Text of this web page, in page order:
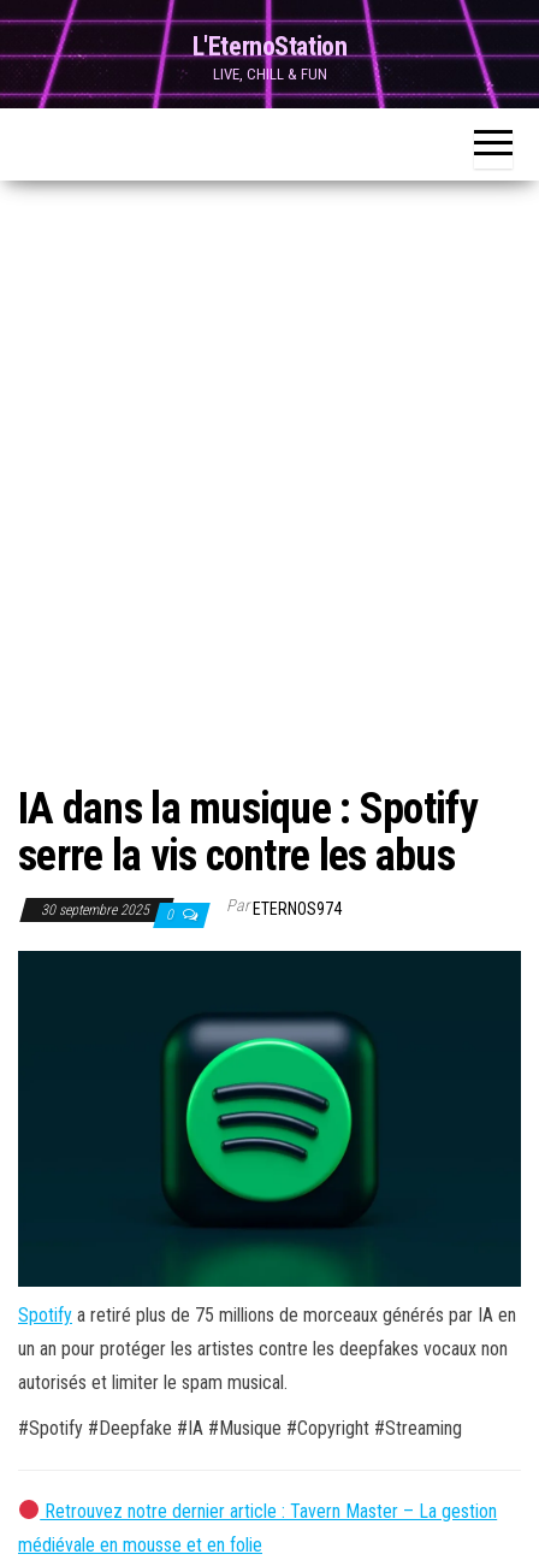
Skip
to
content
L'EternoStation
LIVE, CHILL & FUN
IA dans la musique : Spotify
serre la vis contre les abus
30 septembre 2025 0 ParETERNOS974
Spotify a retiré plus de 75 millions de morceaux générés par IA en
un an pour protéger les artistes contre les deepfakes vocaux non
autorisés et limiter le spam musical.
#Spotify #Deepfake #IA #Musique #Copyright #Streaming
Retrouvez notre dernier article : Tavern Master – La gestion
médiévale en mousse et en folie